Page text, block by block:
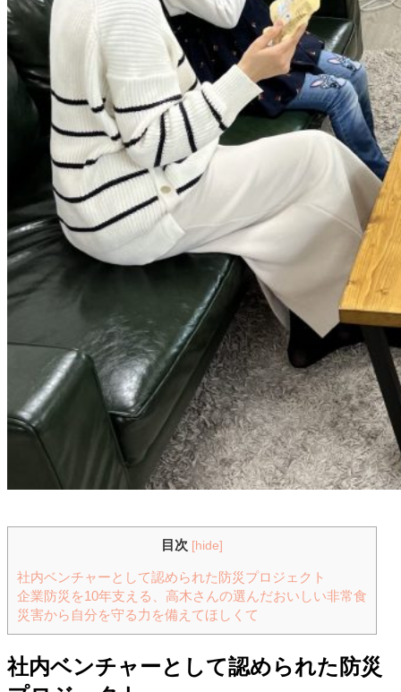
目次 [hide]
社内ベンチャーとして認められた防災プロジェクト
企業防災を10年支える、高木さんの選んだおいしい非常食
災害から自分を守る力を備えてほしくて
社内ベンチャーとして認められた防災